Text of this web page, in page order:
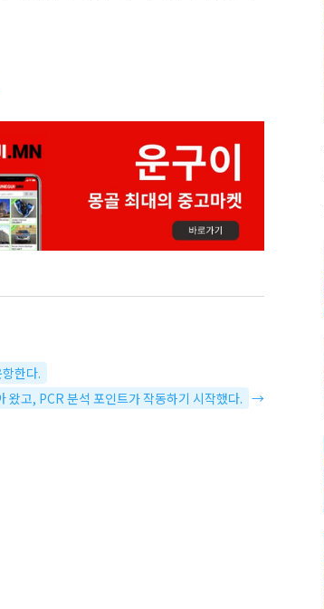
한다.
고, PCR 분석 포인트가 작동하기 시작했다. →